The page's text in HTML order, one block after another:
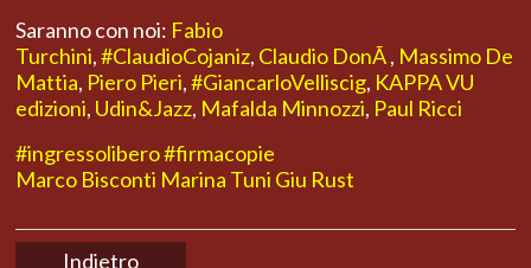
Saranno con noi: Fabio
Turchini,#ClaudioCojaniz, Claudio DonÃ, Massimo De
Mattia, Piero Pieri,#GiancarloVelliscig, KAPPA VU
edizioni, Udin&Jazz, Mafalda Minnozzi, Paul Ricci
#ingressolibero#firmacopie
Marco Bisconti Marina Tuni Giu Rust
Indietro